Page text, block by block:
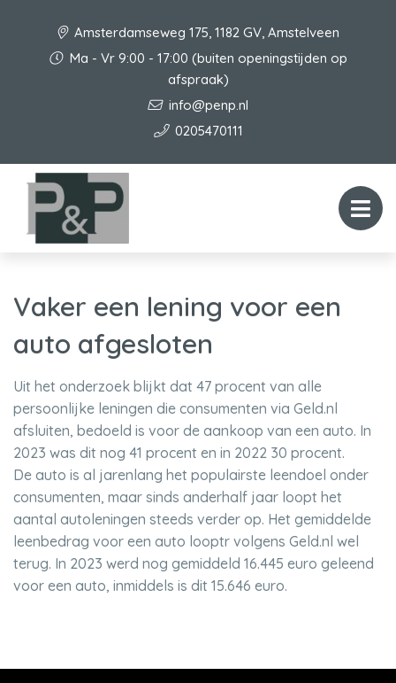
Amsterdamseweg 175, 1182 GV, Amstelveen
Ma - Vr 9:00 - 17:00 (buiten openingstijden op
afspraak)
info@penp.nl
0205470111
Vaker een lening voor een
auto afgesloten
Uit het onderzoek blijkt dat 47 procent van alle
persoonlijke leningen die consumenten via Geld.nl
afsluiten, bedoeld is voor de aankoop van een auto. In
2023 was dit nog 41 procent en in 2022 30 procent.
De auto is al jarenlang het populairste leendoel onder
consumenten, maar sinds anderhalf jaar loopt het
aantal autoleningen steeds verder op. Het gemiddelde
leenbedrag voor een auto looptr volgens Geld.nl wel
terug. In 2023 werd nog gemiddeld 16.445 euro geleend
voor een auto, inmiddels is dit 15.646 euro.